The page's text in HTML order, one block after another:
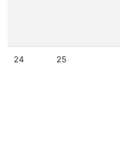
24 25